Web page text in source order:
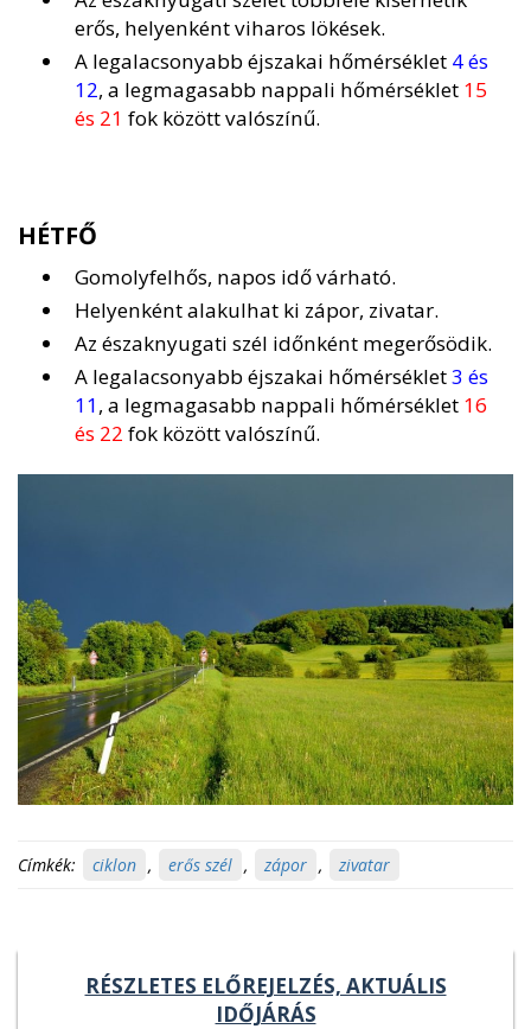
erős, helyenként viharos lökések.
A legalacsonyabb éjszakai hőmérséklet 4 és
12, a legmagasabb nappali hőmérséklet 15
és 21 fok között valószínű.
HÉTFŐ
Gomolyfelhős, napos idő várható.
Helyenként alakulhat ki zápor, zivatar.
Az északnyugati szél időnként megerősödik.
A legalacsonyabb éjszakai hőmérséklet3 és
11, a legmagasabb nappali hőmérséklet 16
és 22 fok között valószínű.
Címkék: ciklon , erős szél , zápor , zivatar
RÉSZLETES ELŐREJELZÉS, AKTUÁLIS
IDŐJÁRÁS